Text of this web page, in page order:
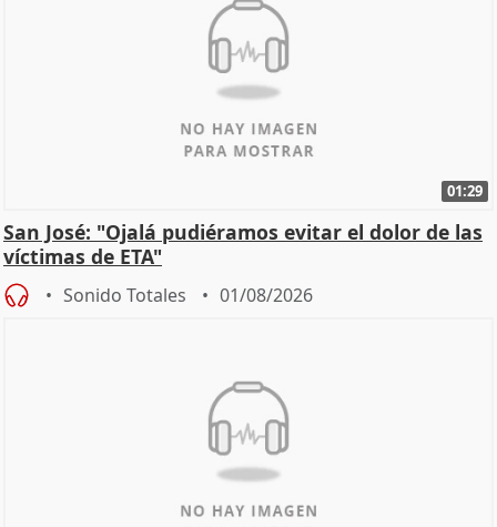
01:29
San José: "Ojalá pudiéramos evitar el dolor de las
víctimas de ETA"
Sonido Totales 01/08/2026